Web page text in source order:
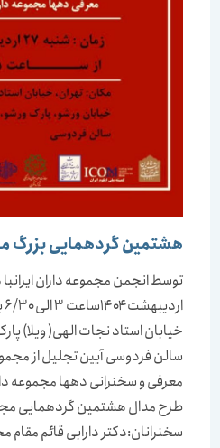
هشتمین گردهمایی بزرگ
خیابان استاد نجات الهی( ویلا)
معرفی و سخنرانی دهها مجموعه دار
طرح مدال هشتمین گردهمایی
سخنرانان:دکتر دارابی قائم مقام